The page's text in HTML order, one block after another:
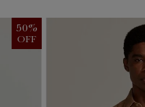
50%
OFF